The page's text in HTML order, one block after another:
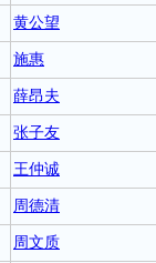
黄公望
施惠
薛昂夫
张子友
王仲诚
周德清
周文质